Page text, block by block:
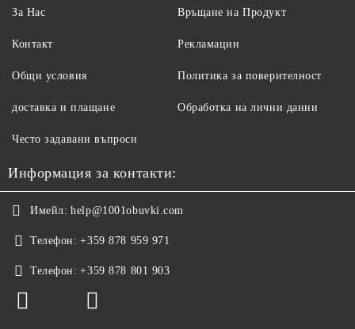
За Нас
Контакт
Общи условия
доставка и плащане
Връщане на Продукт
Рекламации
Политика за поверителност
Обработка на лични данни
Често задавани въпроси
Информация за контакти:
Имейл: help@1001obuvki.com
Телефон: +359 878 959 971
Телефон: +359 878 801 903